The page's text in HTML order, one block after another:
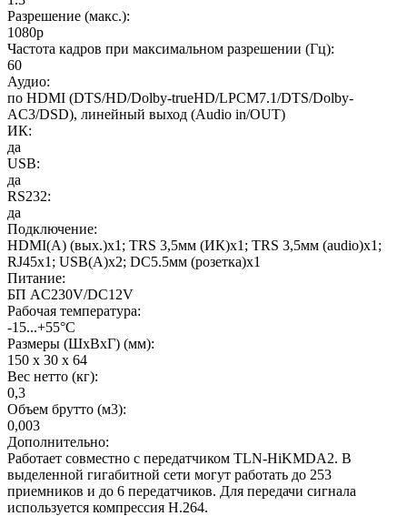
Разрешение (макс.):
1080p
Частота кадров при максимальном разрешении (Гц):
60
Аудио:
по HDMI (DTS/HD/Dolby-trueHD/LPCM7.1/DTS/Dolby-
AC3/DSD), линейный выход (Audio in/OUT)
ИК:
да
USB:
да
RS232:
да
Подключение:
HDMI(A) (вых.)х1; TRS 3,5мм (ИК)х1; TRS 3,5мм (audio)х1;
RJ45х1; USB(A)x2; DC5.5мм (розетка)x1
Питание:
БП AC230V/DC12V
Рабочая температура:
-15...+55°С
Размеры (ШхВхГ) (мм):
150 х 30 х 64
Вес нетто (кг):
0,3
Объем брутто (м3):
0,003
Дополнительно:
Работает совместно с передатчиком TLN-HiKMDA2. В
выделенной гигабитной сети могут работать до 253
приемников и до 6 передатчиков. Для передачи сигнала
используется компрессия Н.264.